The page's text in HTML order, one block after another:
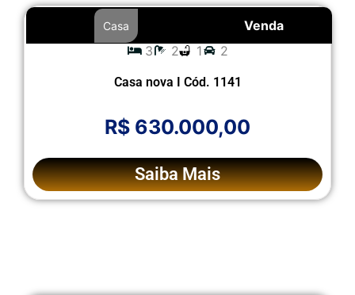
Venda
Casa
3 2 1 2
Casa nova I Cód. 1141
R$ 630.000,00
Saiba Mais